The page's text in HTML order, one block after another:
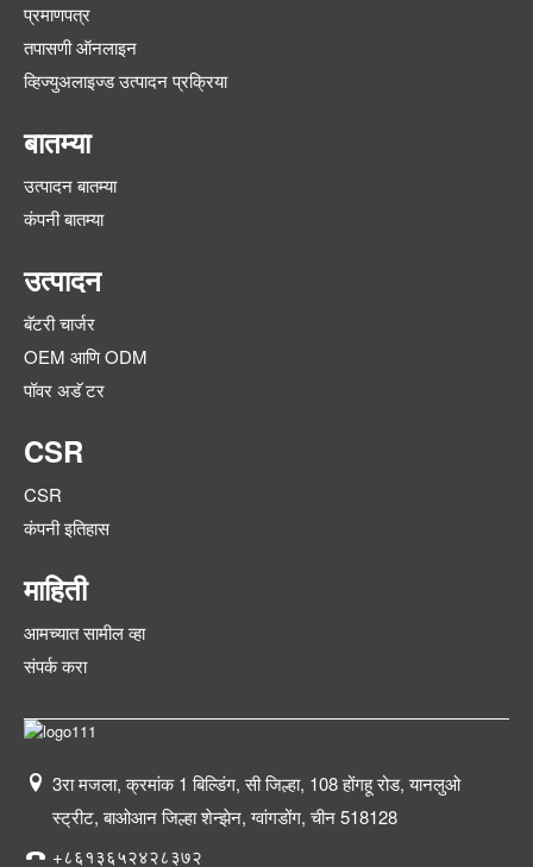
प्रमाणपत्र
तपासणी ऑनलाइन
व्हिज्युअलाइज्ड उत्पादन प्रक्रिया
बातम्या
उत्पादन बातम्या
कंपनी बातम्या
उत्पादन
बॅटरी चार्जर
OEM आणि ODM
पॉवर अडॅ टर
CSR
CSR
कंपनी इतिहास
माहिती
आमच्यात सामील व्हा
संपर्क करा
3रा मजला, क्रमांक 1 बिल्डिंग, सी जिल्हा, 108 होंगहू रोड, यानलुओ
स्ट्रीट, बाओआन जिल्हा शेन्झेन, ग्वांगडोंग, चीन 518128
+८६१३६५२४२८३७२